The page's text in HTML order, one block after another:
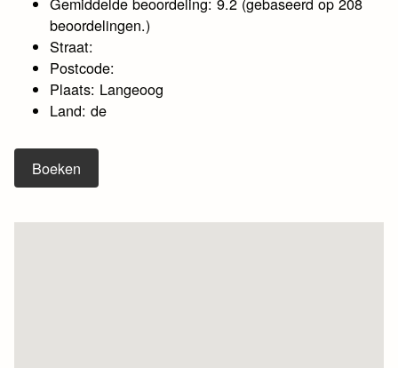
beoordelingen.)
Straat:
Postcode:
Plaats: Langeoog
Land: de
Boeken